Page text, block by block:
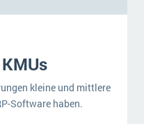
kleine und mittlere
Software haben.